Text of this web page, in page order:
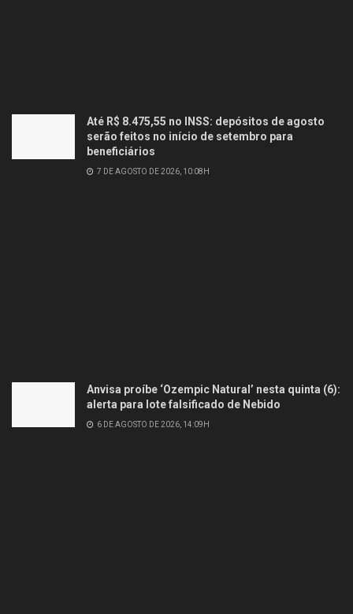
Até R$ 8.475,55 no INSS: depósitos de agosto
serão feitos no início de setembro para
beneficiários
7 DE AGOSTO DE 2026, 10:08H
Anvisa proíbe ‘Ozempic Natural’ nesta quinta (6):
alerta para lote falsificado de Nebido
6 DE AGOSTO DE 2026, 14:09H